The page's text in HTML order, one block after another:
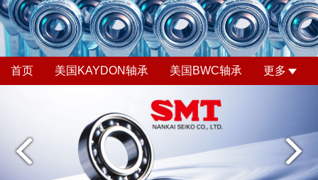
首页 美国KAYDON轴承 美国BWC轴承 更多